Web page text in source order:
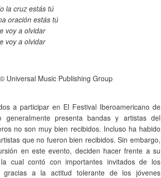
la cruz estás tú
oración estás tú
voy a olvidar
voy a olvidar
Universal Music Publishing Group
a participar en El Festival Iberoamericano de
presenta bandas y artistas del
no son muy bien recibidos. Incluso ha habido
que no fueron bien recibidos. Sin embargo,
en este evento, deciden hacer frente a su
cual contó con importantes invitados de los
a la actitud tolerante de los jóvenes